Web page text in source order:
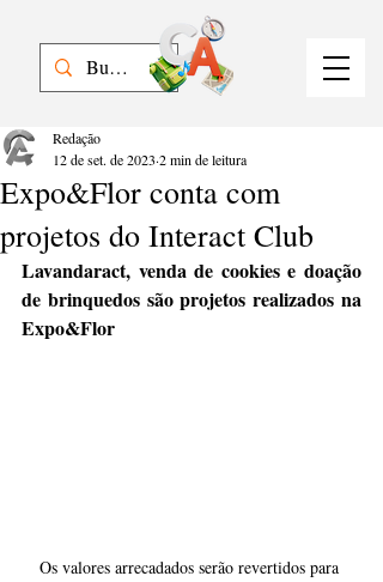
Expo&Flor conta com
projetos do Interact Club
Redação
12 de set. de 2023 2 min de leitura
Lavandaract, venda de cookies e doação
de brinquedos são projetos realizados na
Expo&Flor
Os valores arrecadados serão revertidos para